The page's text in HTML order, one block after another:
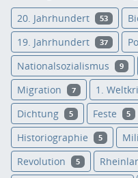
20. Jahrhundert 53
19. Jahrhundert 37
Nationalsozialismus 9
Migration 7 1.
Dichtung 5 Feste 5
Historiographie 5
Revolution 5